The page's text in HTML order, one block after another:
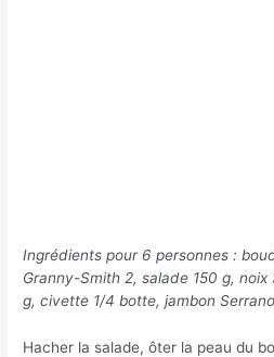
Ingrédients pour 6 personnes :
Granny-Smith 2, salade 150 g,
g, civette 1/4 botte, jambon Serrano
Hacher la salade, ôter la peau du